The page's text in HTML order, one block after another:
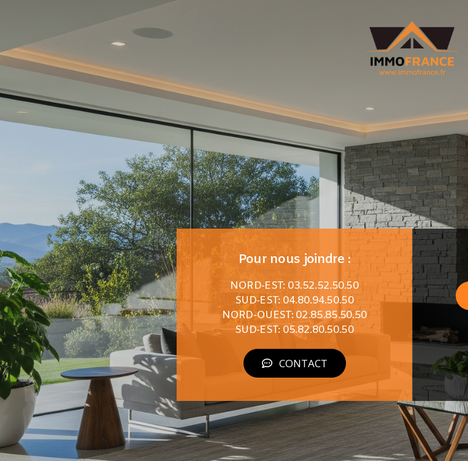
Pour nous joindre :
NORD-EST: 03.52.52.50.50
SUD-EST: 04.80.94.50.50
NORD-OUEST: 02.85.85.50.50
SUD-EST: 05.82.80.50.50
CONTACT